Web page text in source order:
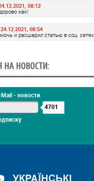
08:12
как!
24.12.2021, 08:54
и расшарил статью в соц. сетях
НА НОВОСТИ:
- новости
4701